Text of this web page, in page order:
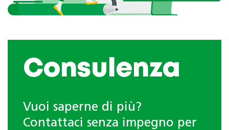
Consulenza
Vuoi saperne di più?
Contattaci senza impegno per